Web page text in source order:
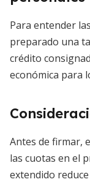
Para entender
preparado una
crédito
económica para
Antes de firmar,
las cuotas en el
extendido